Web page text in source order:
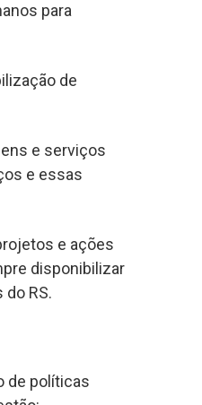
para
de
e serviços
e essas
e ações
disponibilizar
RS.
de políticas